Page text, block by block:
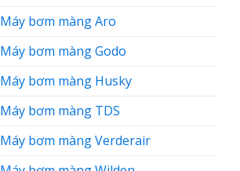
Máy bơm màng Aro
Máy bơm màng Godo
Máy bơm màng Husky
Máy bơm màng TDS
Máy bơm màng Verderair